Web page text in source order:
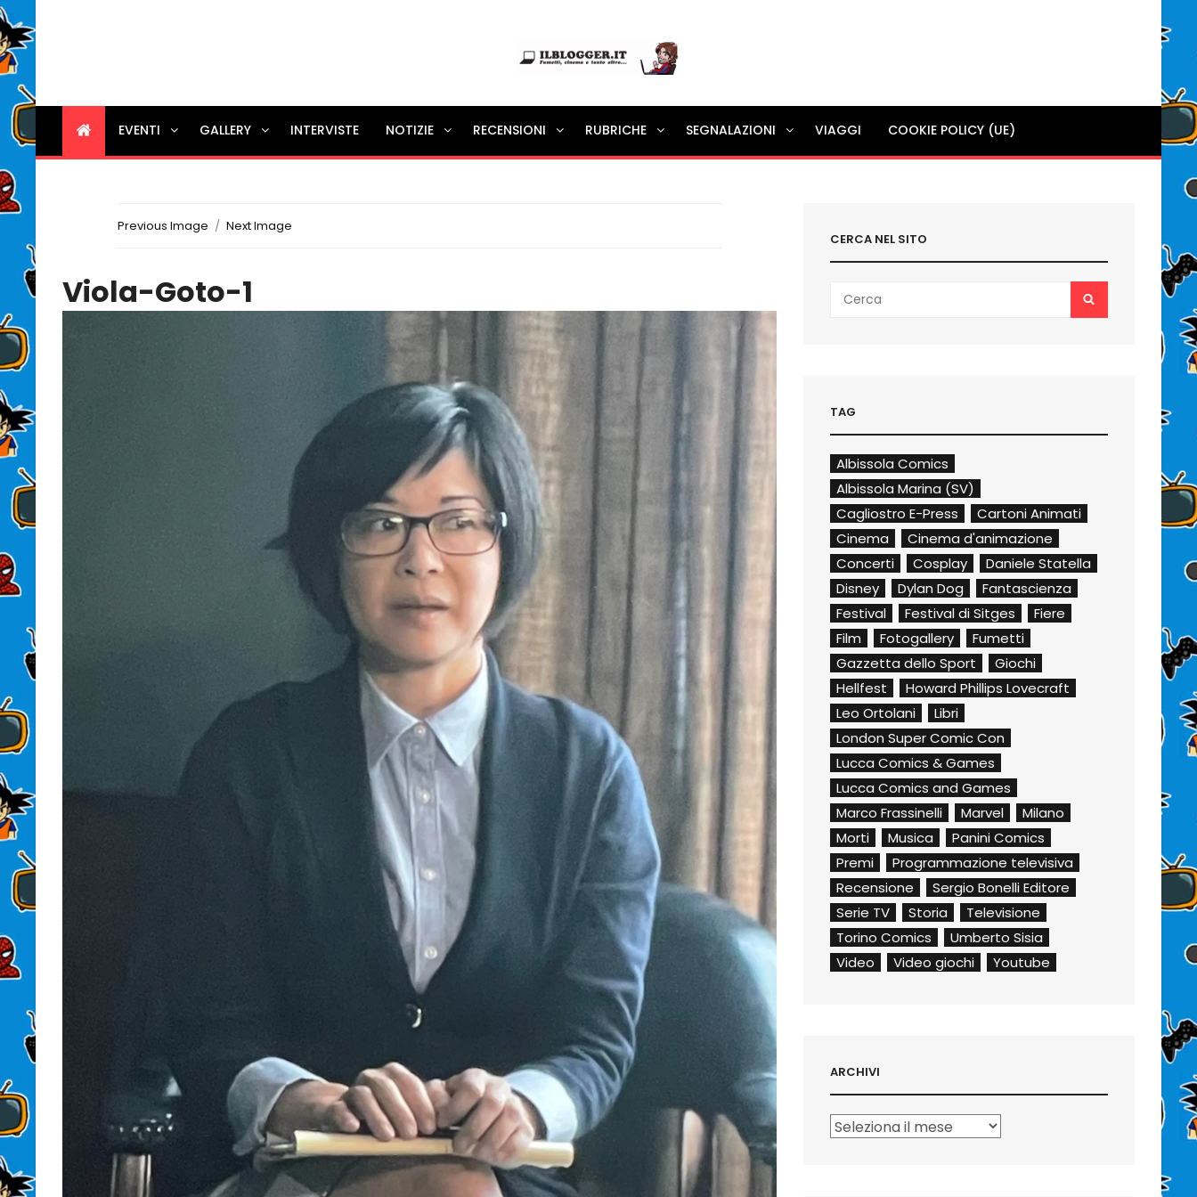
Ilblogger.it
Il portalino di blog |
EVENTI GALLERY INTERVISTE NOTIZIE RECENSIONI RUBRICHE SEGNALAZIONI VIAGGI COOKIE POLICY (UE)
Previous Image Next Image
Viola-Goto-1
CERCA NEL SITO
for:
TAG
Albissola Comics
Albissola Marina (SV)
Cagliostro E-Press
Cartoni Animati
Cinema
Cinema d'animazione
Concerti
Cosplay
Daniele Statella
Disney
Dylan Dog
Fantascienza
Festival
Festival di Sitges
Fiere
Film
Fotogallery
Fumetti
Gazzetta dello Sport
Giochi
Hellfest
Howard Phillips Lovecraft
Leo Ortolani
Libri
London Super Comic Con
Lucca Comics & Games
Lucca Comics and Games
Marco Frassinelli
Marvel
Milano
Morti
Musica
Panini Comics
Premi
Programmazione televisiva
Recensione
Sergio Bonelli Editore
Serie TV
Storia
Televisione
Torino Comics
Umberto Sisia
Video
Video giochi Youtube
ARCHIVI
Archivi